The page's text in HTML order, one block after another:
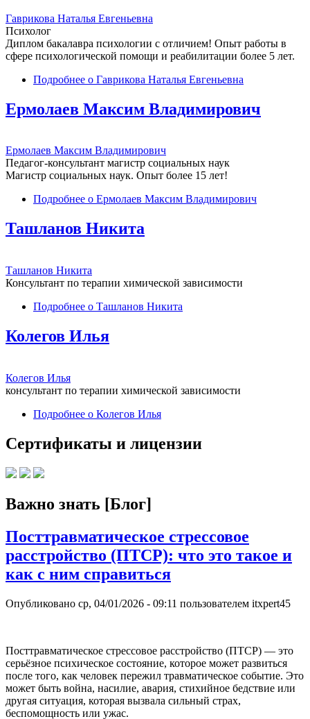
Гаврикова Наталья Евгеньевна
Психолог
Диплом бакалавра психологии с отличием! Опыт работы в
сфере психологической помощи и реабилитации более 5 лет.
Подробнее о Гаврикова Наталья Евгеньевна
Ермолаев Максим Владимирович
Ермолаев Максим Владимирович
Педагог-консультант магистр социальных наук
Магистр социальных наук. Опыт более 15 лет!
Подробнее о Ермолаев Максим Владимирович
Ташланов Никита
Ташланов Никита
Консультант по терапии химической зависимости
Подробнее о Ташланов Никита
Колегов Илья
Колегов Илья
консультант по терапии химической зависимости
Подробнее о Колегов Илья
Сертификаты и лицензии
Важно знать [Блог]
Посттравматическое стрессовое
расстройство (ПТСР): что это такое и
как с ним справиться
Опубликовано ср, 04/01/2026 - 09:11 пользователем itxpert45
Посттравматическое стрессовое расстройство (ПТСР) — это
серьёзное психическое состояние, которое может развиться
после того, как человек пережил травматическое событие. Это
может быть война, насилие, авария, стихийное бедствие или
другая ситуация, которая вызвала сильный страх,
беспомощность или ужас.